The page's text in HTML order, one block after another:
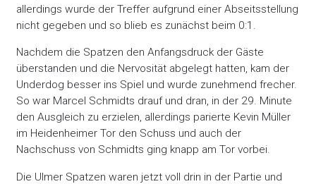
allerdings wurde der Treffer aufgrund einer Abseitsstellung
nicht gegeben und so blieb es zunächst beim 0:1.
Nachdem die Spatzen den Anfangsdruck der Gäste
überstanden und die Nervosität abgelegt hatten, kam der
Underdog besser ins Spiel und wurde zunehmend frecher.
So war Marcel Schmidts drauf und dran, in der 29. Minute
den Ausgleich zu erzielen, allerdings parierte Kevin Müller
im Heidenheimer Tor den Schuss und auch der
Nachschuss von Schmidts ging knapp am Tor vorbei.
Die Ulmer Spatzen waren jetzt voll drin in der Partie und